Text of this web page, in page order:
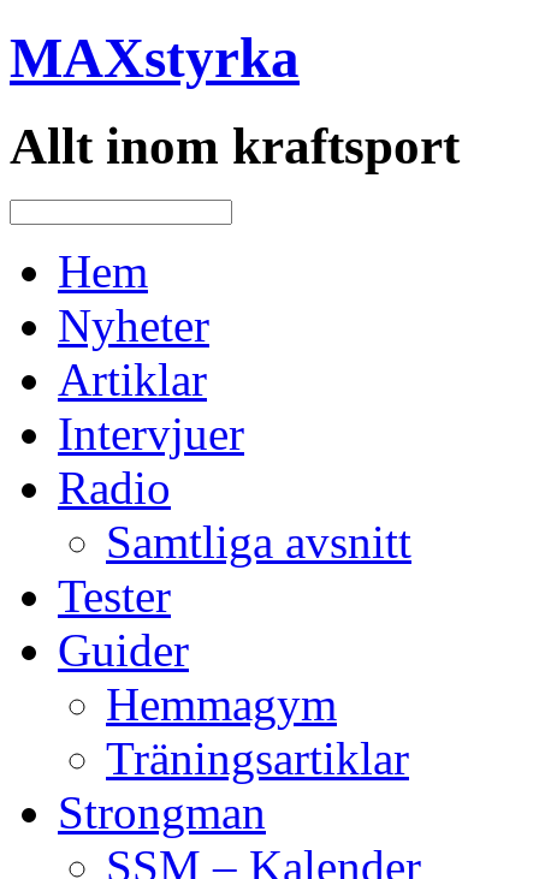
MAXstyrka
Allt inom kraftsport
Hem
Nyheter
Artiklar
Intervjuer
Radio
Samtliga avsnitt
Tester
Guider
Hemmagym
Träningsartiklar
Strongman
SSM – Kalender